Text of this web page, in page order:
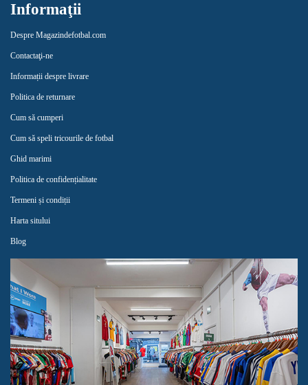
Informaţii
Despre Magazindefotbal.com
Contactaţi-ne
Informații despre livrare
Politica de returnare
Cum să cumperi
Cum să speli tricourile de fotbal
Ghid marimi
Politica de confidențialitate
Termeni și condiții
Harta sitului
Blog